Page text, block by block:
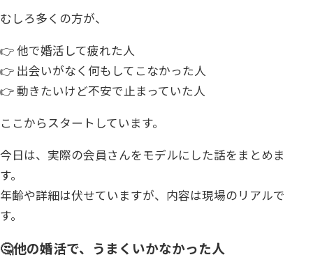
むしろ多くの方が、
👉 他で婚活して疲れた人
👉 出会いがなく何もしてこなかった人
👉 動きたいけど不安で止まっていた人
ここからスタートしています。
今日は、実際の会員さんをモデルにした話をまとめま
す。
年齢や詳細は伏せていますが、内容は現場のリアルで
す。
🤔他の婚活で、うまくいかなかった人